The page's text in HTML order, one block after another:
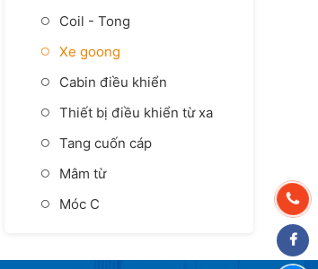
Coil - Tong
Xe goong
Cabin điều khiển
Thiết bị điều khiển từ xa
Tang cuốn cáp
Mâm từ
Móc C